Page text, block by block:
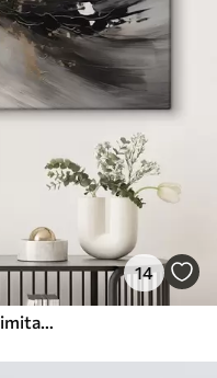
14
Abstraktne kompositsioon, maali imitatsioon